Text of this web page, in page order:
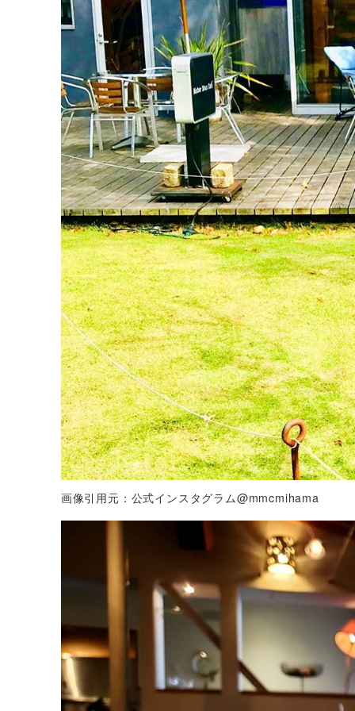
画像引用元：公式インスタグラム@mmcmihama